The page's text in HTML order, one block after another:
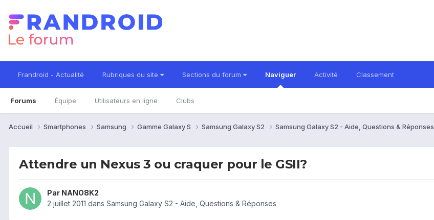
Frandroid - Actualité Rubriques du site Sections du forum Naviguer
Forums Équipe Utilisateurs en ligne Clubs
Activité Classement
Accueil Smartphones Samsung Gamme Galaxy S Samsung Galaxy S2 Samsung Galaxy S2 - Aide, Questions & Réponses
Attendre un Nexus 3 ou craquer pour le GSII?
Par NANO8K2
2 juillet 2011 dans Samsung Galaxy S2 - Aide, Questions & Réponses